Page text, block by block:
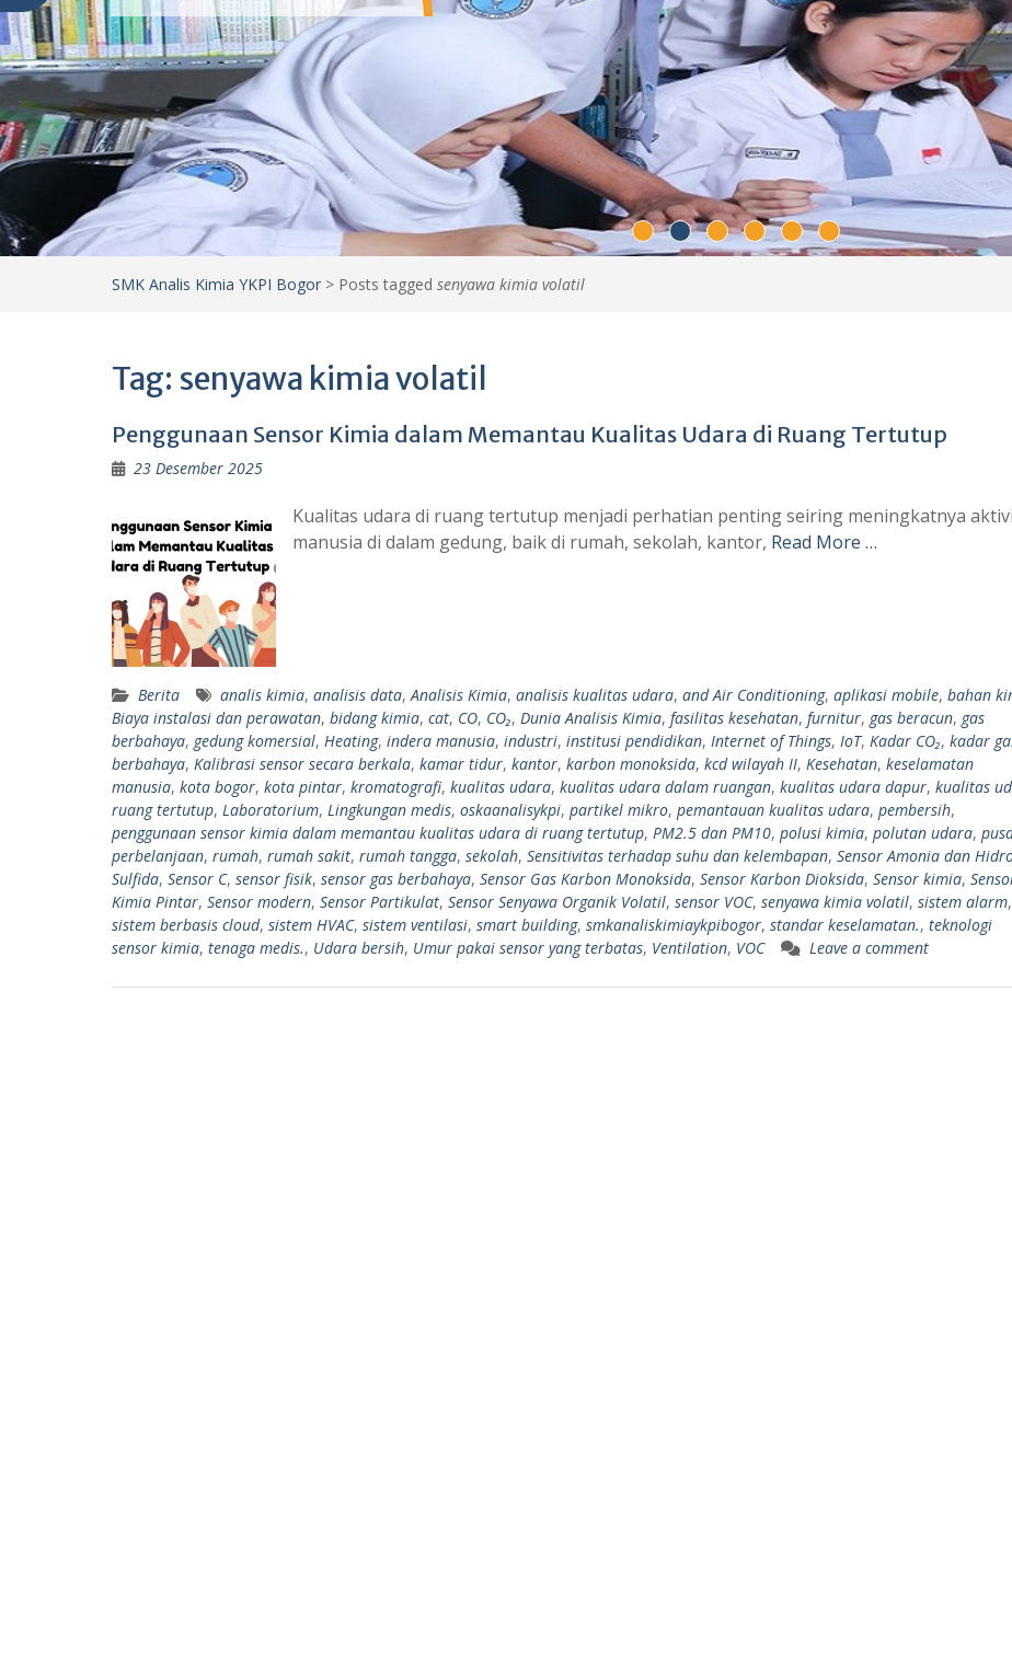
SMK Analis Kimia YKPI Bogor > Posts tagged senyawa kimia volatil
Tag: senyawa kimia volatil
Penggunaan Sensor Kimia dalam Memantau Kualitas Udara di Ruang Tertutup
23 Desember 2025
Kualitas udara di ruang tertutup menjadi perhatian penting seiring meningkatnya
manusia di dalam gedung, baik di rumah, sekolah, kantor, Read More …
Berita analis kimia, analisis data, Analisis Kimia, analisis kualitas udara, and Air Conditioning, aplikasi mobile, bahan
Biaya instalasi dan perawatan, bidang kimia, cat, CO, CO₂, Dunia Analisis Kimia, fasilitas kesehatan, furnitur, gas beracun, gas
berbahaya, gedung komersial, Heating, indera manusia, industri, institusi pendidikan, Internet of Things, IoT, Kadar CO₂, kadar
berbahaya, Kalibrasi sensor secara berkala, kamar tidur, kantor, karbon monoksida, kcd wilayah II, Kesehatan, keselamatan
manusia, kota bogor, kota pintar, kromatografi, kualitas udara, kualitas udara dalam ruangan, kualitas udara dapur, kualitas
ruang tertutup, Laboratorium, Lingkungan medis, oskaanalisykpi, partikel mikro, pemantauan kualitas udara, pembersih,
penggunaan sensor kimia dalam memantau kualitas udara di ruang tertutup, PM2.5 dan PM10, polusi kimia, polutan udara,
perbelanjaan, rumah, rumah sakit, rumah tangga, sekolah, Sensitivitas terhadap suhu dan kelembapan, Sensor Amonia dan
Sulfida, Sensor C, sensor fisik, sensor gas berbahaya, Sensor Gas Karbon Monoksida, Sensor Karbon Dioksida, Sensor kimia,
Kimia Pintar, Sensor modern, Sensor Partikulat, Sensor Senyawa Organik Volatil, sensor VOC, senyawa kimia volatil, sistem alarm,
sistem berbasis cloud, sistem HVAC, sistem ventilasi, smart building, smkanaliskimiaykpibogor, standar keselamatan., teknologi
sensor kimia, tenaga medis., Udara bersih, Umur pakai sensor yang terbatas, Ventilation, VOC Leave a comment